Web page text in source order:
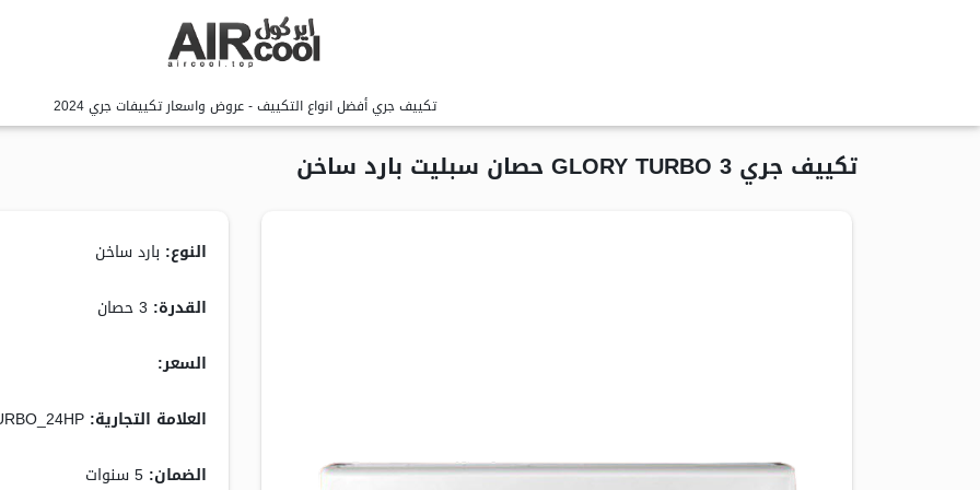
تكييف جري أفضل انواع التكييف - عروض واسعار تكييفات جري 2024
تكييف جري GLORY TURBO 3 حصان سبليت بارد ساخن
النوع: بارد ساخن
القدرة: 3 حصان
السعر:
العلامة التجارية:
الضمان: 5 سنوات